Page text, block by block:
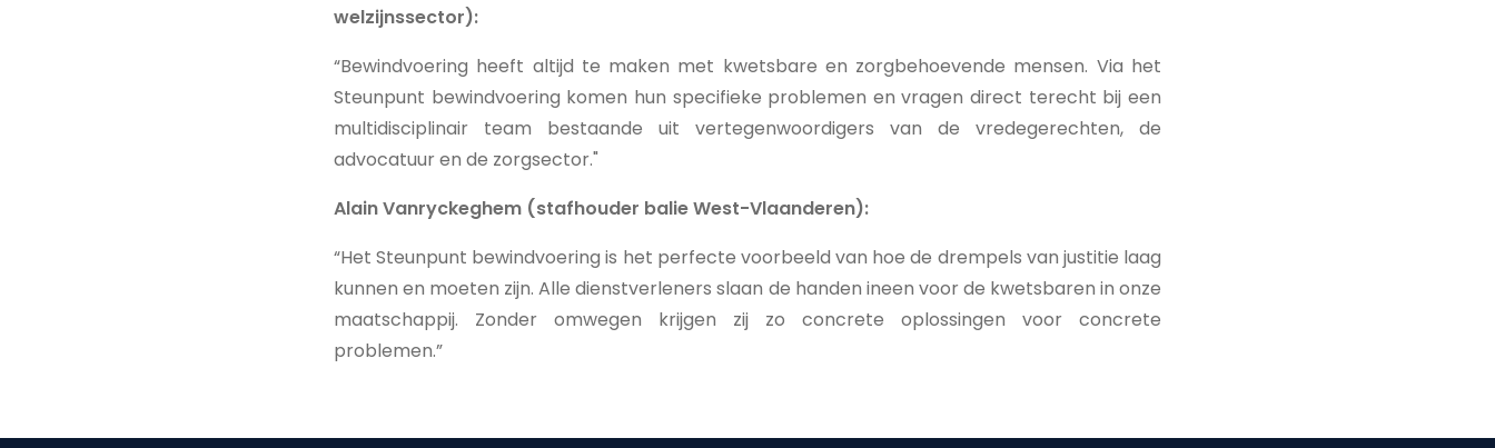
welzijnssector):
“Bewindvoering heeft altijd te maken met kwetsbare en zorgbehoevende mensen. Via het
Steunpunt bewindvoering komen hun specifieke problemen en vragen direct terecht bij een
multidisciplinair team bestaande uit vertegenwoordigers van de vredegerechten, de
advocatuur en de zorgsector."
Alain Vanryckeghem (stafhouder balie West-Vlaanderen):
“Het Steunpunt bewindvoering is het perfecte voorbeeld van hoe de drempels van justitie laag
kunnen en moeten zijn. Alle dienstverleners slaan de handen ineen voor de kwetsbaren in onze
maatschappij. Zonder omwegen krijgen zij zo concrete oplossingen voor concrete
problemen.”